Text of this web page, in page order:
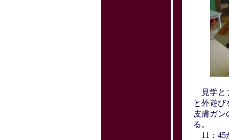
見学と
と外遊び
皮膚ガン
る。
11：45